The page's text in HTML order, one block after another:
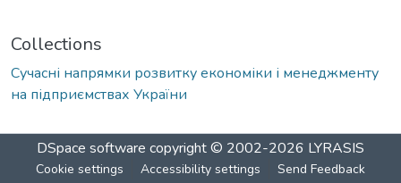
Collections
Сучасні напрямки розвитку економіки і менеджменту
на підприємствах України
DSpace software copyright © 2002-2026 LYRASIS
Cookie settings Accessibility settings Send Feedback